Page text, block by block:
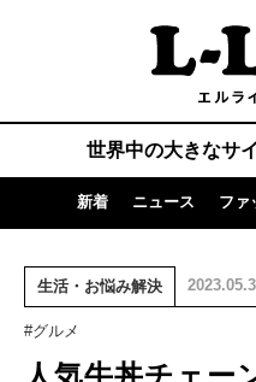
世界中の大きなサ
新着 ニュース ファ
生活・お悩み解決
#グルメ
人気牛丼チェー